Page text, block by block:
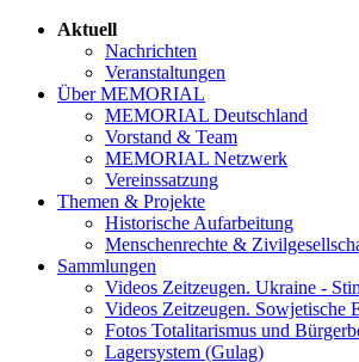
Aktuell
Nachrichten
Veranstaltungen
Über MEMORIAL
MEMORIAL Deutschland
Vorstand & Team
MEMORIAL Netzwerk
Vereinssatzung
Themen & Projekte
Historische Aufarbeitung
Menschenrechte &
Sammlungen
Videos Zeitzeugen. Ukraine -
Videos Zeitzeugen. Sowjetische
Fotos Totalitarismus und
Lagersystem (Gulag)